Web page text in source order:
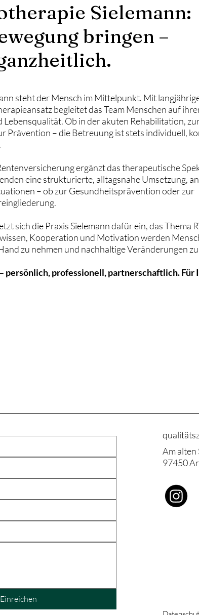
Sielemann:
bringen –
steht der Mensch im Mittelpunkt. Mit
begleitet das Team Menschen auf
Ob in der akuten Rehabilitation,
Prävention – die Betreuung ist stets individuell,
ergänzt das therapeutische
eine strukturierte, alltagsnahe Umsetzung,
– ob zur Gesundheitsprävention oder zur
sich die Praxis Sielemann dafür ein, das Thema
Kooperation und Motivation werden
zu nehmen und nachhaltige Veränderungen
persönlich, professionell, partnerschaftlich. Für
Einreichen
Am alten
97450